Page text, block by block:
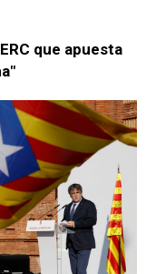
que apuesta